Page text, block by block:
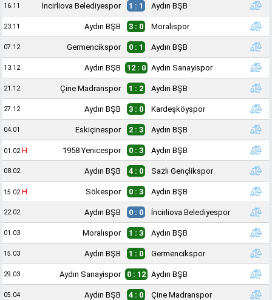
16.11 İncirliova Belediyespor 1 : 1 Aydın BŞB
23.11 Aydın BŞB 3 : 0 Moralıspor
07.12 Germencikspor 0 : 1 Aydın BŞB
13.12 Aydın BŞB 12 : 0 Aydın Sanayispor
21.12 Çine Madranspor 1 : 2 Aydın BŞB
27.12 Aydın BŞB 3 : 0 Kardeşköyspor
04.01 Eskiçinespor 2 : 3 Aydın BŞB
01.02 H 1958 Yenicespor 0 : 3 Aydın BŞB
08.02 Aydın BŞB 4 : 0 Sazlı Gençlikspor
15.02 H Sökespor 0 : 3 Aydın BŞB
22.02 Aydın BŞB 0 : 0 İncirliova Belediyespor
01.03 Moralıspor 1 : 3 Aydın BŞB
15.03 Aydın BŞB 1 : 0 Germencikspor
29.03 Aydın Sanayispor 0 : 12 Aydın BŞB
05.04 Aydın BŞB 4 : 0 Çine Madranspor